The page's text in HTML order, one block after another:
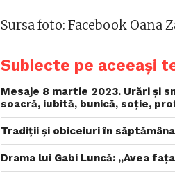
Sursa foto: Facebook Oana
Subiecte pe aceeași
Mesaje 8 martie 2023. Urări și
soacră, iubită, bunică, soție,
Tradiții și obiceiuri în
Drama lui Gabi Luncă: „Avea